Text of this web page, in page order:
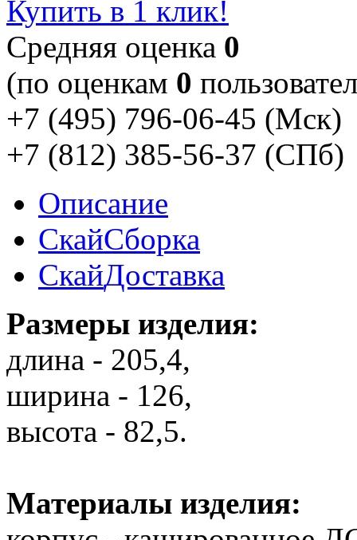
Купить в 1 клик!
Cредняя оценка 0
(по оценкам 0
+7 (495) 796-06-45 (Мск)
+7 (812) 385-56-37 (СПб)
Описание
СкайСборка
СкайДоставка
Размеры изделия:
длина - 205,4,
ширина - 126,
высота - 82,5.
Материалы изделия: